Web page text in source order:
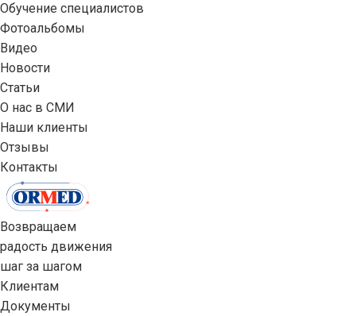
Обучение специалистов
Фотоальбомы
Видео
Новости
Статьи
О нас в СМИ
Наши клиенты
Отзывы
Контакты
Возвращаем
радость движения
шаг за шагом
Клиентам
Документы